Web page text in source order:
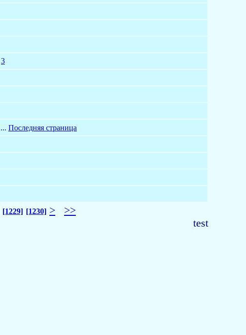
3
... Последняя страница
[1229] [1230] >
>>
test